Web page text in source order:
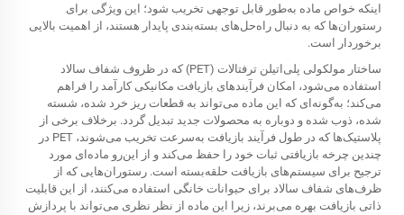
اینکه خواص ماده به‌طور قابل توجهی تخریب شود؛ این ویژگی برای
رستوران‌ها که به دنبال راه‌حل‌های بسته‌بندی پایدار هستند، از اهمیت بالایی
برخوردار است.
ساختار مولکولی پلی‌اتیلن ترفتالات (PET) که در ظروف شفاف سالاد
استفاده می‌شود، امکان فرآیندهای بازیافت مکانیکی کارآمد را فراهم
می‌کند؛ به‌گونه‌ای که این ماده می‌تواند به قطعات ریز خرد شده، شسته
شده، ذوب شده و دوباره به محصولات جدید تبدیل گردد. برخلاف برخی از
پلاستیک‌ها که در طول فرآیند بازیافت به‌سرعت تخریب می‌شوند، PET در
چندین چرخه بازیافتی ثبات خود را حفظ می‌کند و از این‌رو ماده‌ای مورد
ترجیح برای سیستم‌های بازیافت حلقه‌بسته است. رستوران‌هایی که از
ظرف‌های شفاف سالاد برای حیوانات خانگی استفاده می‌کنند، از این قابلیت
ذاتی بازیافت بهره می‌برند، زیرا این ماده از نظر نظری می‌تواند با پردازش